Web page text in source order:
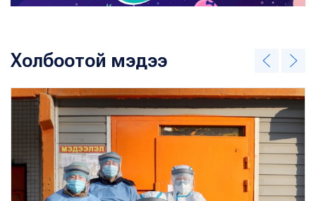
Холбоотой мэдээ